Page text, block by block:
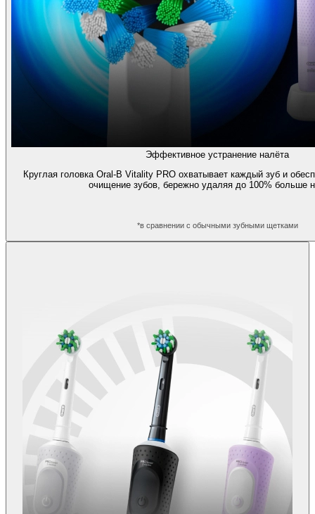
Эффективное устранение налёта
Круглая головка Oral-B Vitality PRO охватывает каждый зуб и
очищение зубов, бережно удаляя до 100% больше
*в сравнении с обычными зубными щетками